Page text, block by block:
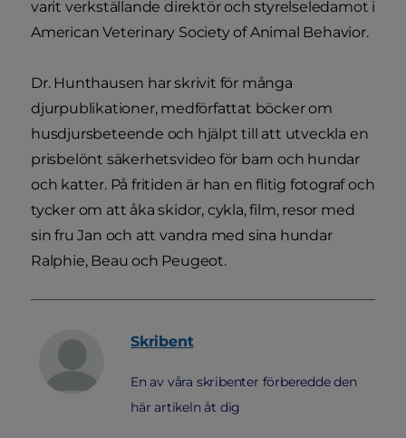
varit verkställande direktör och styrelseledamot i
American Veterinary Society of Animal Behavior.
Dr. Hunthausen har skrivit för många
djurpublikationer, medförfattat böcker om
husdjursbeteende och hjälpt till att utveckla en
prisbelönt säkerhetsvideo för barn och hundar
och katter. På fritiden är han en flitig fotograf och
tycker om att åka skidor, cykla, film, resor med
sin fru Jan och att vandra med sina hundar
Ralphie, Beau och Peugeot.
Skribent
En av våra skribenter förberedde den
här artikeln åt dig